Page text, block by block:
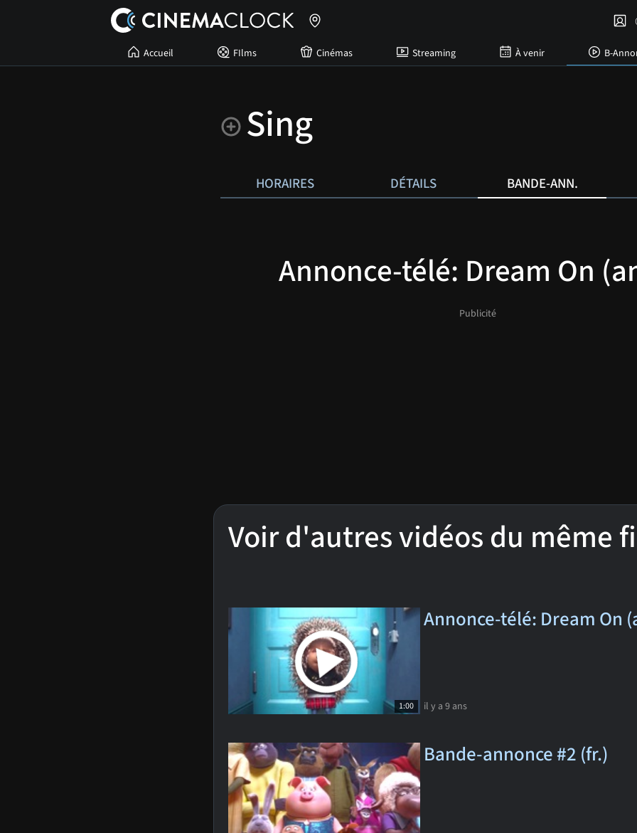
Accueil FIlms Cinémas Streaming À venir B-
Sing
HORAIRES DÉTAILS BANDE-ANN.
Annonce-télé: Dream On
Voir d'autres vidéos du même
1:00
Annonce-télé: Dream On
il y a 9 ans
Bande-annonce #2 (fr.)